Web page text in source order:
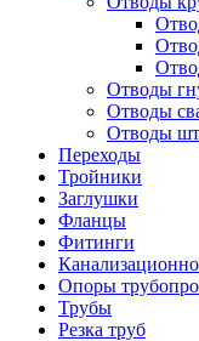
Отводы
Отводы
Отводы
Переходы
Тройники
Заглушки
Фланцы
Фитинги
Опоры
Трубы
Резка труб